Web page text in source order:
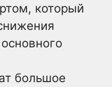
который
большое